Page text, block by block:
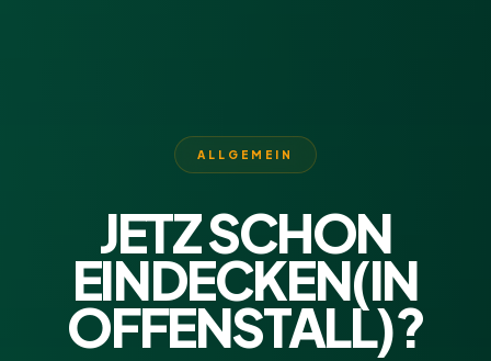
ALLGEMEIN
JETZ SCHON
EINDECKEN(IN
OFFENSTALL)?